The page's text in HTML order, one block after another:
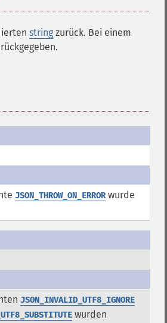
string zurück. Bei einem
JSON_THROW_ON_ERRORwurde
JSON_INVALID_UTF8_IGNORE
wurden